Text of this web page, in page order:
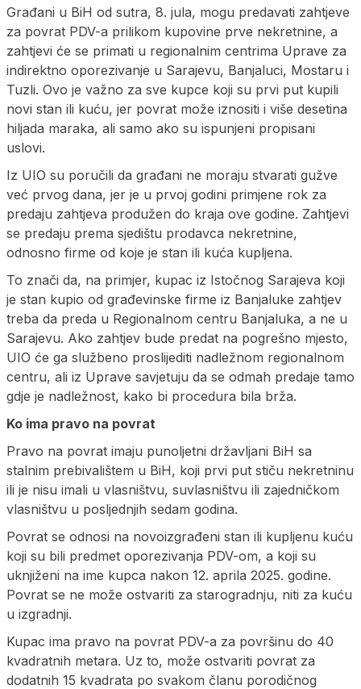
Građani u BiH od sutra, 8. jula, mogu predavati zahtjeve
za povrat PDV-a prilikom kupovine prve nekretnine, a
zahtjevi će se primati u regionalnim centrima Uprave za
indirektno oporezivanje u Sarajevu, Banjaluci, Mostaru i
Tuzli. Ovo je važno za sve kupce koji su prvi put kupili
novi stan ili kuću, jer povrat može iznositi i više desetina
hiljada maraka, ali samo ako su ispunjeni propisani
uslovi.
Iz UIO su poručili da građani ne moraju stvarati gužve
već prvog dana, jer je u prvoj godini primjene rok za
predaju zahtjeva produžen do kraja ove godine. Zahtjevi
se predaju prema sjedištu prodavca nekretnine,
odnosno firme od koje je stan ili kuća kupljena.
To znači da, na primjer, kupac iz Istočnog Sarajeva koji
je stan kupio od građevinske firme iz Banjaluke zahtjev
treba da preda u Regionalnom centru Banjaluka, a ne u
Sarajevu. Ako zahtjev bude predat na pogrešno mjesto,
UIO će ga službeno proslijediti nadležnom regionalnom
centru, ali iz Uprave savjetuju da se odmah predaje tamo
gdje je nadležnost, kako bi procedura bila brža.
Ko ima pravo na povrat
Pravo na povrat imaju punoljetni državljani BiH sa
stalnim prebivalištem u BiH, koji prvi put stiču nekretninu
ili je nisu imali u vlasništvu, suvlasništvu ili zajedničkom
vlasništvu u posljednjih sedam godina.
Povrat se odnosi na novoizgrađeni stan ili kupljenu kuću
koji su bili predmet oporezivanja PDV-om, a koji su
uknjiženi na ime kupca nakon 12. aprila 2025. godine.
Povrat se ne može ostvariti za starogradnju, niti za kuću
u izgradnji.
Kupac ima pravo na povrat PDV-a za površinu do 40
kvadratnih metara. Uz to, može ostvariti povrat za
dodatnih 15 kvadrata po svakom članu porodičnog